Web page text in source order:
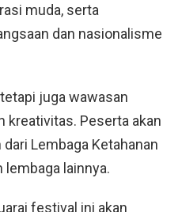
muda, serta
dan nasionalisme
juga wawasan
kreativitas. Peserta akan
Lembaga Ketahanan
lembaga lainnya.
festival ini akan